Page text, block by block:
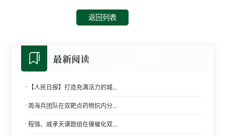
返回列表
最新阅读
· 【人民日报】打造充满活力的城...
· 周海兵团队在双靶点药物抗内分...
· 程强、戚孝天课题组在镍催化双...